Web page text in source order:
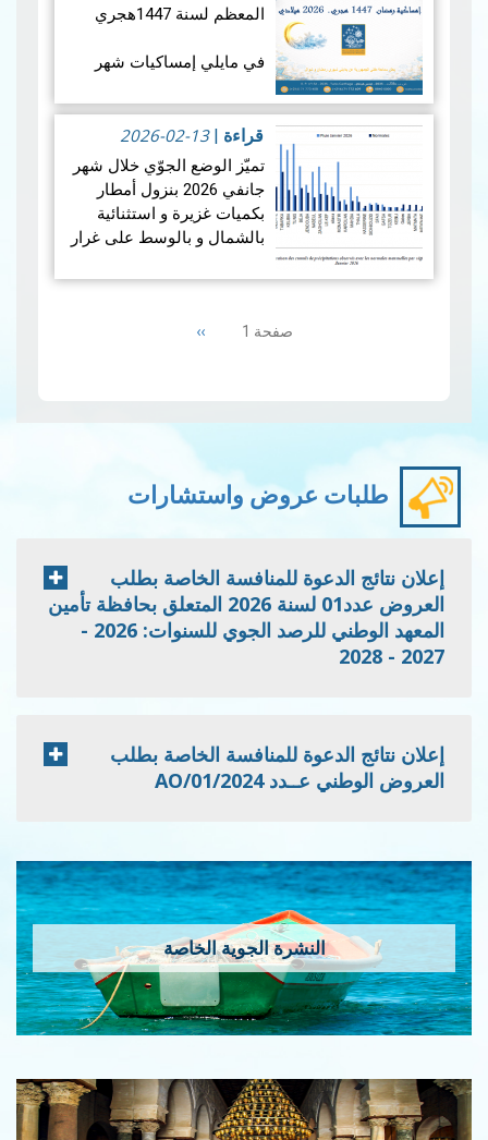
المعظم لسنة 1447هجري
في مايلي إمساكيات شهر
هجري و شملت الإمساكيات
العديد من المدن التونسية
والمناطق المنعزلة جغرافيا.
قراءة |
2026-02-13
تميّز الوضع الجوّي خلال شهر
جانفي 2026 بنزول أمطار
بكميات غزيرة و استثنائية
بالشمال و بالوسط على غرار
جانفي 2026 مما أدى إلى
من…
قراءة المزيد صفحة 1 Next
››
طلبات عروض واستشارات
إعلان نتائج الدعوة للمنافسة الخاصة بطلب
العروض عدد01 لسنة 2026 المتعلق بحافظة تأمين
المعهد الوطني للرصد الجوي للسنوات: 2026 -
2027 - 2028
إعلان نتائج الدعوة للمنافسة الخاصة بطلب
العروض الوطني عــدد 2024/AO/01
النشرة الجوية الخاصة